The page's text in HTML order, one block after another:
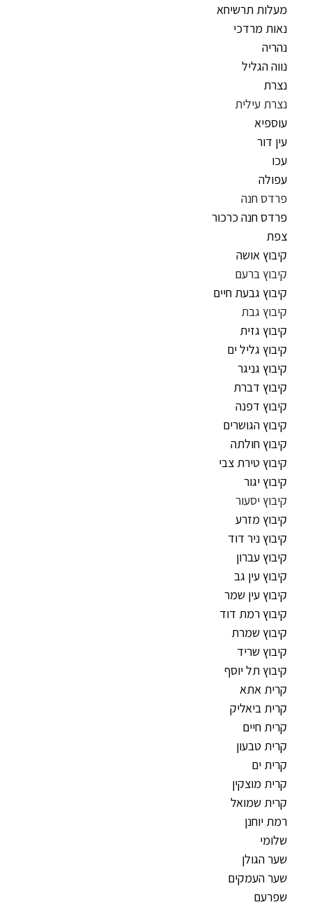
מעלות תרשיחא
נאות מרדכי
נהריה
נווה הגליל
נצרת
נצרת עילית
עוספיא
עין דור
עכו
עפולה
פרדס חנה
פרדס חנה כרכור
צפת
קיבוץ אושה
קיבוץ ברעם
קיבוץ גבעת חיים
קיבוץ גבת
קיבוץ גזית
קיבוץ גליל ים
קיבוץ גניגר
קיבוץ דברת
קיבוץ דפנה
קיבוץ הגושרים
קיבוץ חולתה
קיבוץ טירת צבי
קיבוץ יגור
קיבוץ יסעור
קיבוץ מזרע
קיבוץ ניר דוד
קיבוץ עברון
קיבוץ עין גב
קיבוץ עין שמר
קיבוץ רמת דוד
קיבוץ שמרת
קיבוץ שריד
קיבוץ תל יוסף
קרית אתא
קרית ביאליק
קרית חיים
קרית טבעון
קרית ים
קרית מוצקין
קרית שמואל
רמת יוחנן
שלומי
שער הגולן
שער העמקים
שפרעם